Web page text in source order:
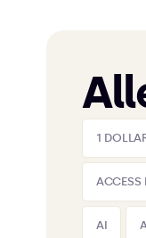
1
ACCESS
AI